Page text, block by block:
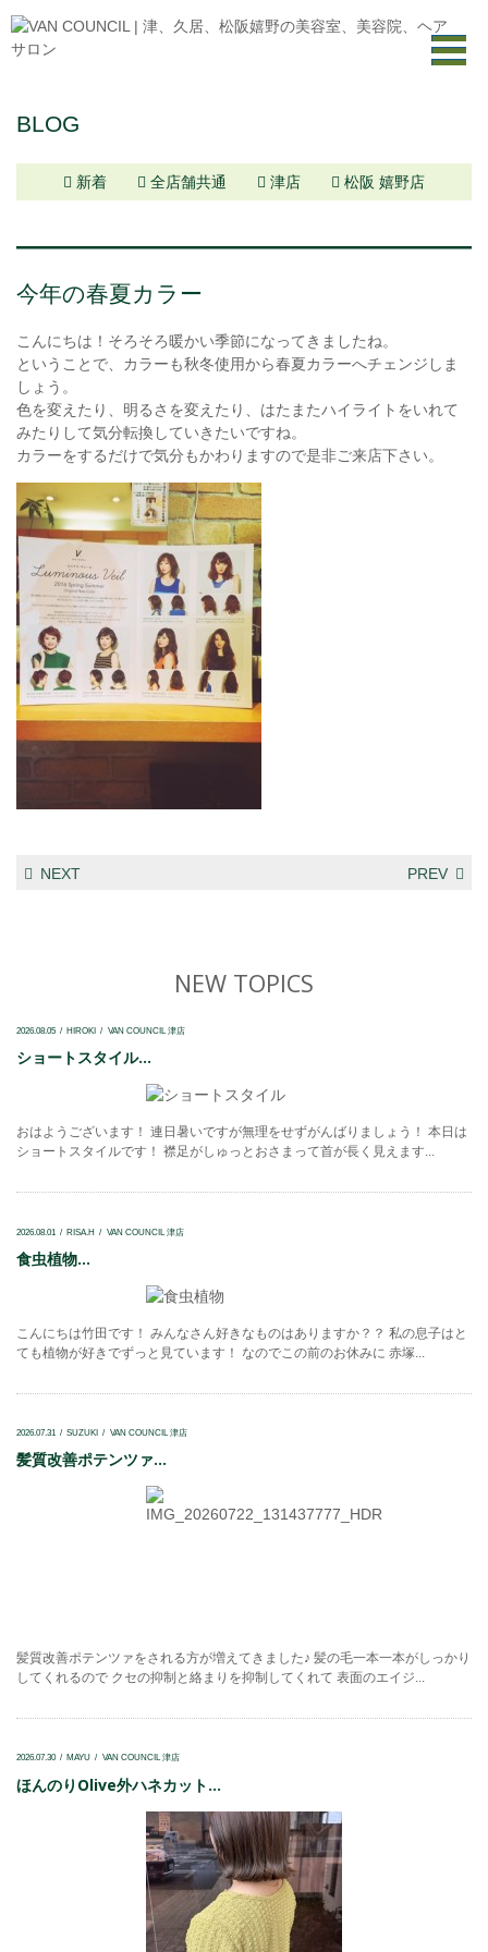
BLOG
新着 全店舗共通 津店 松阪 嬉野店
今年の春夏カラー
こんにちは！そろそろ暖かい季節になってきましたね。
ということで、カラーも秋冬使用から春夏カラーへチェンジしま
しょう。
色を変えたり、明るさを変えたり、はたまたハイライトをいれて
みたりして気分転換していきたいですね。
カラーをするだけで気分もかわりますので是非ご来店下さい。
NEXT PREV
NEW TOPICS
2026.08.05 HIROKI VAN COUNCIL 津店
ショートスタイル...
おはようございます！ 連日暑いですが無理をせずがんばりましょう！ 本日は
ショートスタイルです！ 襟足がしゅっとおさまって首が長く見えます...
2026.08.01 RISA.H VAN COUNCIL 津店
食虫植物...
こんにちは竹田です！ みんなさん好きなものはありますか？？ 私の息子はと
ても植物が好きでずっと見ています！ なのでこの前のお休みに 赤塚...
2026.07.31 SUZUKI VAN COUNCIL 津店
髪質改善ポテンツァ...
髪質改善ポテンツァをされる方が増えてきました♪ 髪の毛一本一本がしっかり
してくれるので クセの抑制と絡まりを抑制してくれて 表面のエイジ...
2026.07.30 MAYU VAN COUNCIL 津店
ほんのりOlive外ハネカット...